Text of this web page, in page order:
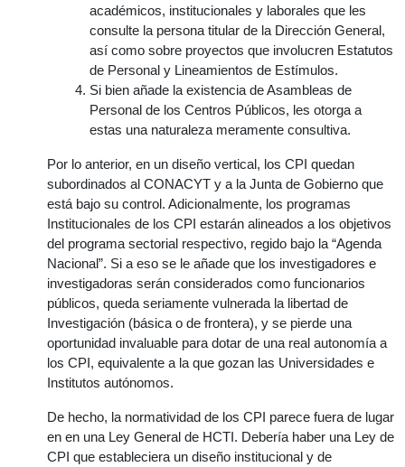
académicos, institucionales y laborales que les
consulte la persona titular de la Dirección General,
así como sobre proyectos que involucren Estatutos
de Personal y Lineamientos de Estímulos.
Si bien añade la existencia de Asambleas de
Personal de los Centros Públicos, les otorga a
estas una naturaleza meramente consultiva.
Por lo anterior, en un diseño vertical, los CPI quedan
subordinados al CONACYT y a la Junta de Gobierno que
está bajo su control. Adicionalmente, los programas
Institucionales de los CPI estarán alineados a los objetivos
del programa sectorial respectivo, regido bajo la “Agenda
Nacional”. Si a eso se le añade que los investigadores e
investigadoras serán considerados como funcionarios
públicos, queda seriamente vulnerada la libertad de
Investigación (básica o de frontera), y se pierde una
oportunidad invaluable para dotar de una real autonomía a
los CPI, equivalente a la que gozan las Universidades e
Institutos autónomos.
De hecho, la normatividad de los CPI parece fuera de lugar
en en una Ley General de HCTI. Debería haber una Ley de
CPI que estableciera un diseño institucional y de